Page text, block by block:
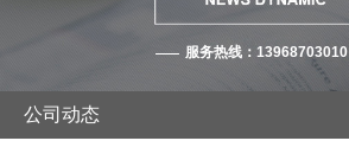
服务热线：13968703010
公司动态